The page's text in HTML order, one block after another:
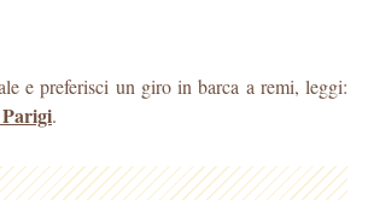
e preferisci un giro in barca a remi, leggi:
.